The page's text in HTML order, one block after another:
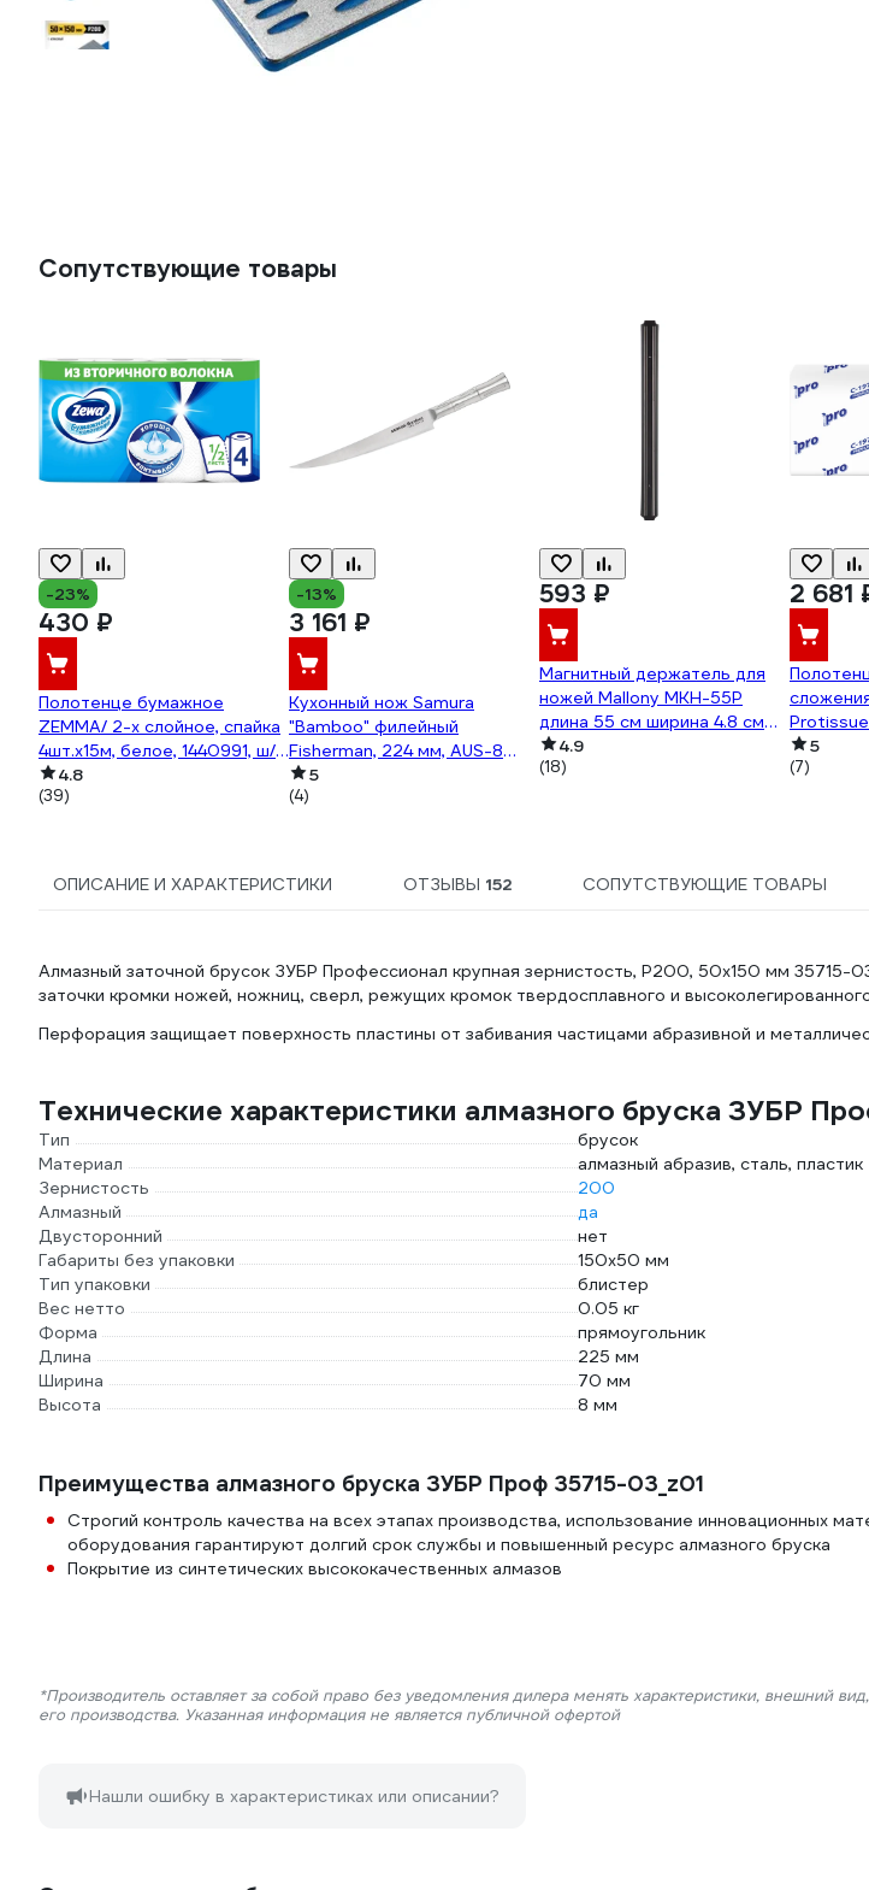
Сопутствующие товары
-23%
430 ₽
Полотенце бумажное
ZEMMA/ 2-х слойное, спайка
4шт.х15м, белое, 1440991, ш/к
57356 ZEWA 126254
4.8
(39)
-13%
3 161 ₽
Кухонный нож Samura
"Bamboo" филейный
Fisherman, 224 мм, AUS-8
SBA-0048F/K
5
(4)
593 ₽
Магнитный держатель для
ножей Mallony MKH-55P
длина 55 см ширина 4.8 см
985453
4.9
(18)
2 681
5
(7)
ОПИСАНИЕ И ХАРАКТЕРИСТИКИ ОТЗЫВЫ 152 СОПУТСТВУЮЩИЕ ТОВАРЫ
Алмазный заточной брусок ЗУБР Профессионал крупная зернистость, Р200, 50х150 мм 35715-
заточки кромки ножей, ножниц, сверл, режущих кромок твердосплавного и
Перфорация защищает поверхность пластины от забивания частицами абразивной и
Технические характеристики алмазного бруска ЗУБР
Тип
брусок
Материал
алмазный абразив, сталь, пластик
Зернистость
200
Алмазный
да
Двусторонний
нет
Габариты без упаковки
150х50 мм
Тип упаковки
блистер
Вес нетто
0.05 кг
Форма
прямоугольник
Длина
225 мм
Ширина
70 мм
Высота
8 мм
Преимущества алмазного бруска ЗУБР Проф 35715-03_z01
Строгий контроль качества на всех этапах производства, использование инновационных
оборудования гарантируют долгий срок службы и повышенный ресурс алмазного бруска
Покрытие из синтетических высококачественных алмазов
*Производитель оставляет за собой право без уведомления дилера менять характеристики, внешний
его производства. Указанная информация не является публичной офертой
Нашли ошибку в характеристиках или описании?